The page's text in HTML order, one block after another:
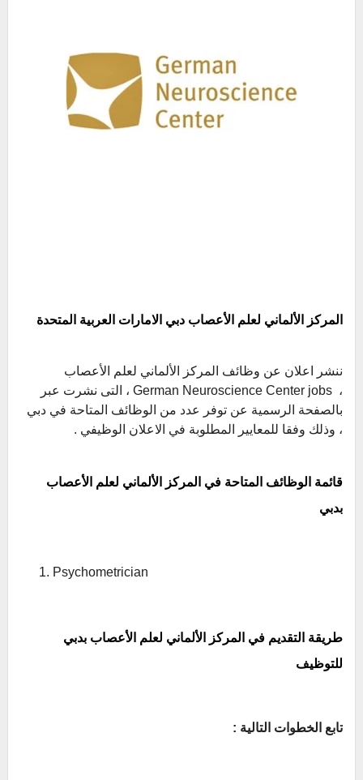
المركز الألماني لعلم الأعصاب دبي الامارات العربية المتحدة
ننشر اعلان عن وظائف المركز الألماني لعلم الأعصاب
،
German Neuroscience Center jobs ، التى نشرت عبر
بالصفحة الرسمية عن توفر عدد من الوظائف المتاحة في دبي
، وذلك وفقا للمعايير المطلوبة في الاعلان الوظيفي .
قائمة الوظائف المتاحة في المركز الألماني لعلم الأعصاب
بدبي
Psychometrician
طريقة التقديم في المركز الألماني لعلم الأعصاب بدبي
للتوظيف
تابع الخطوات التالية :